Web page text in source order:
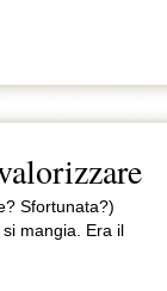
Sfortunata?)
mangia. Era il